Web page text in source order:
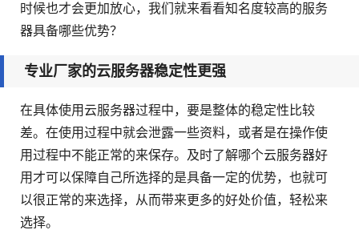
时候也才会更加放心，我们就来看看知名度较高的服务
器具备哪些优势？
专业厂家的云服务器稳定性更强
在具体使用云服务器过程中，要是整体的稳定性比较
差。在使用过程中就会泄露一些资料，或者是在操作使
用过程中不能正常的来保存。及时了解哪个云服务器好
用才可以保障自己所选择的是具备一定的优势，也就可
以很正常的来选择，从而带来更多的好处价值，轻松来
选择。